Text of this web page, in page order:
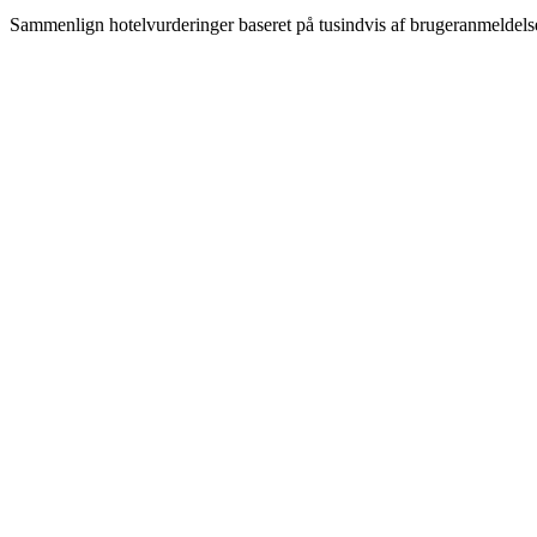
Sammenlign hotelvurderinger baseret på tusindvis af